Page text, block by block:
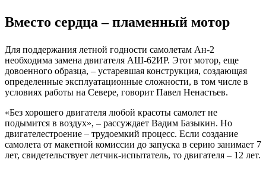
Вместо сердца – пламенный мотор
Для поддержания летной годности самолетам Ан-2
необходима замена двигателя АШ-62ИР. Этот мотор, еще
довоенного образца, – устаревшая конструкция, создающая
определенные эксплуатационные сложности, в том числе в
условиях работы на Севере, говорит Павел Ненастьев.
«Без хорошего двигателя любой красоты самолет не
подымится в воздух», – рассуждает Вадим Базыкин. Но
двигателестроение – трудоемкий процесс. Если создание
самолета от макетной комиссии до запуска в серию занимает 7
лет, свидетельствует летчик-испытатель, то двигателя – 12 лет.